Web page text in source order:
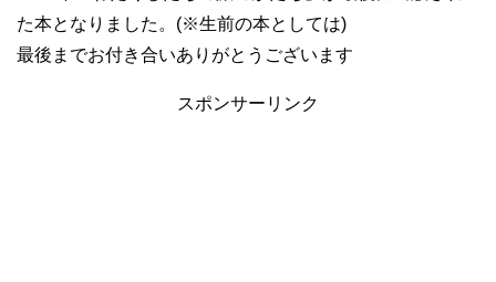
た本となりました。(※生前の本としては)
最後までお付き合いありがとうございます
スポンサーリンク